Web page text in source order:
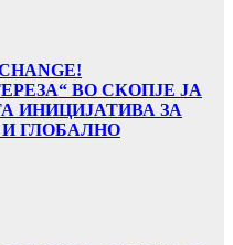
ВО СКОПЈЕ ЈА
ИНИЦИЈАТИВА ЗА
ГЛОБАЛНО